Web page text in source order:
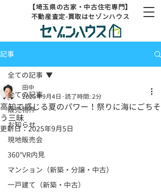
【埼玉県の古家・中古住宅専門】
不動産査定-買取はセゾンハウス
記事
全ての記事
販売物件
お知らせ
現地販売会
360°VR内見
マンション（新築・分譲・中古）
一戸建て（新築・中古）
全ての記事
高知で感じる夏のパワー！祭りに海にごちそ
う三昧
田中
2025年9月4日 読了時間: 2分
更新日：2025年9月5日